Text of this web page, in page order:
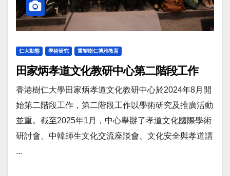
仁大動態 學術研究 重塑樹仁博雅教育
田家炳孝道文化教研中心第二階段工作
香港樹仁大學田家炳孝道文化教研中心於2024年8月開
始第二階段工作，第二階段工作以學術研究及推廣活動
並重。截至2025年1月，中心舉辦了孝道文化國際學術
研討會、中韓師生文化交流座談會、文化安全與孝道講
...